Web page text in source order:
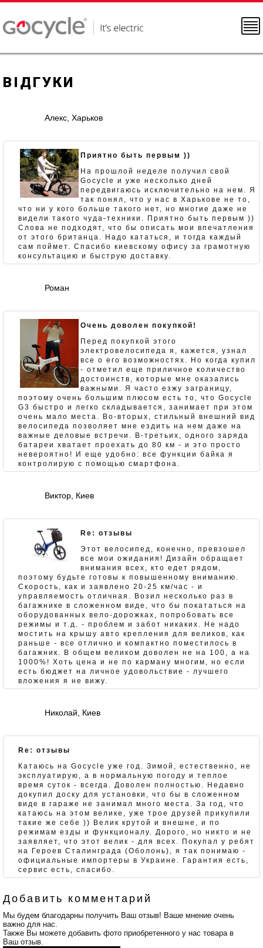
ВІДГУКИ
Алекс, Харьков
Приятно быть первым ))
На прошлой неделе получил свой
Gocycle и уже несколько дней
передвигаюсь исключительно на нем. Я
так понял, что у нас в Харькове не то,
что ни у кого больше такого нет, но многие даже не
видели такого чуда-техники. Приятно быть первым ))
Слова не подходят, что бы описать мои впечатления
от этого британца. Надо кататься, и тогда каждый
сам поймет. Спасибо киевскому офису за грамотную
консультацию и быструю доставку.
Роман
Очень доволен покупкой!
Перед покупкой этого
электровелосипеда я, кажется, узнал
все о его возможностях. Но когда купил
- отметил еще приличное количество
достоинств, которые мне оказались
важными. Я часто езжу заграницу,
поэтому очень большим плюсом есть то, что Gocycle
G3 быстро и легко складывается, занимает при этом
очень мало места. Во-вторых, стильный внешний вид
велосипеда позволяет мне ездить на нем даже на
важные деловые встречи. В-третьих, одного заряда
батареи хватает проехать до 80 км - и это просто
невероятно! И еще удобно: все функции байка я
контролирую с помощью смартфона.
Виктор, Киев
Re: отзывы
Этот велосипед, конечно, превзошел
все мои ожидания! Дизайн обращает
внимания всех, кто едет рядом,
поэтому будьте готовы к повышенному вниманию.
Скорость, как и заявлено 20-25 км/час - и
управляемость отличная. Возил несколько раз в
багажнике в сложенном виде, что бы покататься на
оборудованных вело-дорожках, попробовать все
режимы и т.д. - проблем и забот никаких. Не надо
мостить на крышу авто крепления для великов, как
раньше - все отлично и компактно поместилось в
багажник. В общем великом доволен не на 100, а на
1000%! Хоть цена и не по карману многим, но если
есть бюджет на личное удовольствие - лучшего
вложения я не вижу.
Николай, Киев
Re: отзывы
Катаюсь на Gocycle уже год. Зимой, естественно, не
эксплуатирую, а в нормальную погоду и теплое
время суток - всегда. Доволен полностью. Недавно
докупил доску для установки, что бы в сложенном
виде в гараже не занимал много места. За год, что
катаюсь на этом велике, уже трое друзей прикупили
такие же себе )) Велик крутой и внешне, и по
режимам езды и функционалу. Дорого, но никто и не
заявляет, что этот велик - для всех. Покупал у ребят
на Героев Сталинграда (Оболонь), я так понимаю -
официальные импортеры в Украине. Гарантия есть,
сервис есть, спасибо.
Добавить комментарий
Мы будем благодарны получить Ваш отзыв! Ваше мнение очень
важно для нас.
Также Вы можете добавить фото приобретенного у нас товара в
Ваш отзыв.